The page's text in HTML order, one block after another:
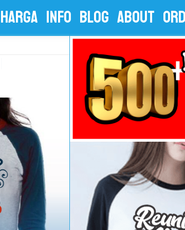
HARGA INFO BLOG ABOUT